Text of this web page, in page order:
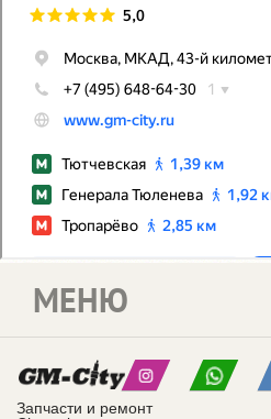
Запчасти и ремонт
МЕНЮ